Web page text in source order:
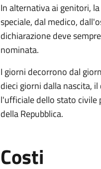
In alternativa ai genitori,
speciale, dal medico,
dichiarazione deve
nominata.
I giorni decorrono dal
dieci giorni dalla nascita,
l'ufficiale dello stato civile
della Repubblica.
Costi